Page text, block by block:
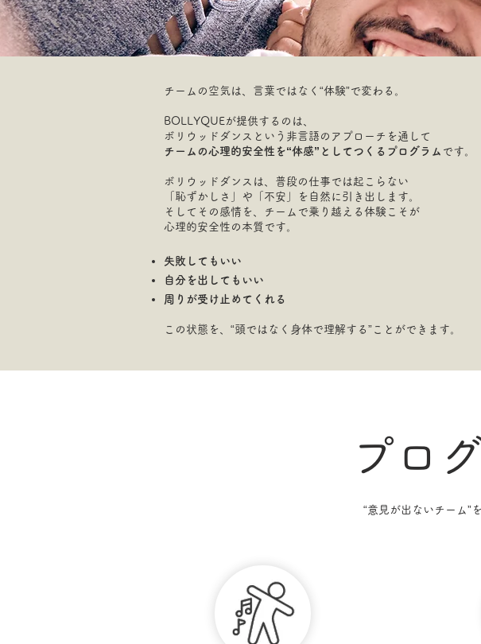
チームの空気は、言葉ではなく“体験”で変わる。
BOLLYQUEが提供するのは、
ボリウッドダンスという非言語のアプローチを通して
チームの心理的安全性を“体感”としてつくるプログラム です。
ボリウッドダンスは、普段の仕事では起こらない
「恥ずかしさ」や「不安」を自然に引き出します。
そしてその感情を、チームで乗り越える体験こそが
心理的安全性の本質です。
失敗してもいい
自分を出してもいい
周りが受け止めてくれる​
この状態を、“頭ではなく身体で理解する”ことができます。
プロ
“意見が出ないチーム”